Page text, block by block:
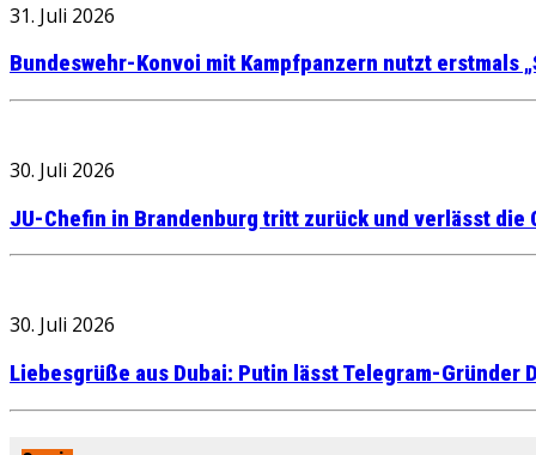
31. Juli 2026
Bundeswehr-Konvoi mit Kampfpanzern nutzt erstmals
30. Juli 2026
JU-Chefin in Brandenburg tritt zurück und verlässt die
30. Juli 2026
Liebesgrüße aus Dubai: Putin lässt Telegram-Gründer